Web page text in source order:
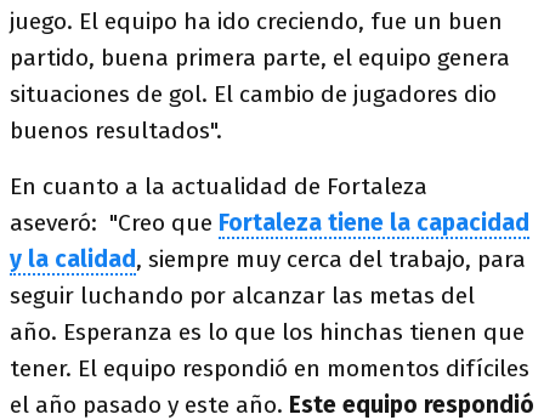
juego. El equipo ha ido creciendo, fue un buen
partido, buena primera parte, el equipo genera
situaciones de gol. El cambio de jugadores dio
buenos resultados".
En cuanto a la actualidad de Fortaleza
aseveró: "Creo que Fortaleza tiene la capacidad
y la calidad, siempre muy cerca del trabajo, para
seguir luchando por alcanzar las metas del
año. Esperanza es lo que los hinchas tienen que
tener. El equipo respondió en momentos difíciles
el año pasado y este año. Este equipo respondió